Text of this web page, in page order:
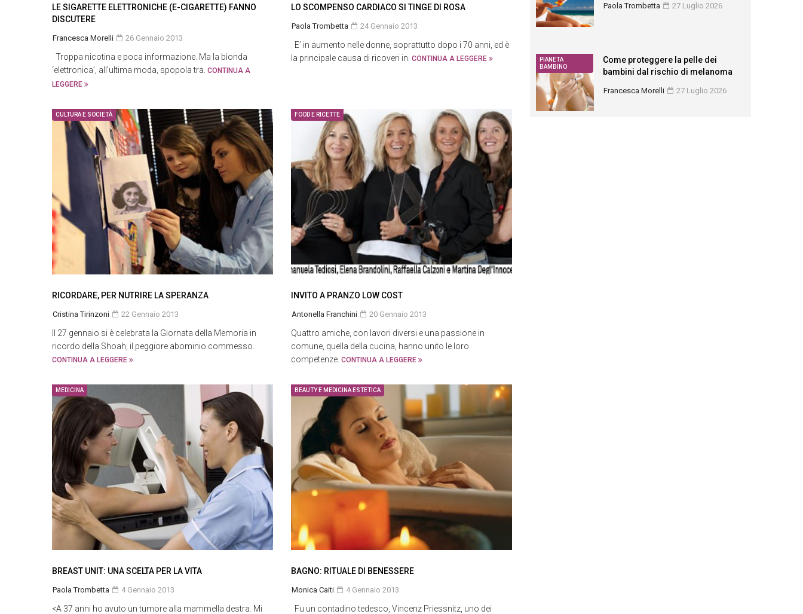
LE SIGARETTE ELETTRONICHE (E-CIGARETTE) FANNO
DISCUTERE
Francesca Morelli 26 Gennaio 2013
Troppa nicotina e poca informazione. Ma la bionda
‘elettronica’, all’ultima moda, spopola tra. CONTINUA A
LEGGERE
LO SCOMPENSO CARDIACO SI TINGE DI ROSA
Paola Trombetta 24 Gennaio 2013
E’ in aumento nelle donne, soprattutto dopo i 70 anni, ed è
la principale causa di ricoveri in. CONTINUA A LEGGERE
CULTURA E SOCIETÀ
RICORDARE, PER NUTRIRE LA SPERANZA
Cristina Tirinzoni 22 Gennaio 2013
Il 27 gennaio si è celebrata la Giornata della Memoria in
ricordo della Shoah, il peggiore abominio commesso.
CONTINUA A LEGGERE
FOOD E RICETTE
INVITO A PRANZO LOW COST
Antonella Franchini 20 Gennaio 2013
Quattro amiche, con lavori diversi e una passione in
comune, quella della cucina, hanno unito le loro
competenze. CONTINUA A LEGGERE
MEDICINA
BREAST UNIT: UNA SCELTA PER LA VITA
Paola Trombetta 4 Gennaio 2013
<A 37 anni ho avuto un tumore alla mammella destra. Mi
BEAUTY E MEDICINA ESTETICA
BAGNO: RITUALE DI BENESSERE
Monica Caiti 4 Gennaio 2013
Fu un contadino tedesco, Vincenz Priessnitz, uno dei
Paola Trombetta 27 Luglio 2026
PIANETA
BAMBINO
Come proteggere la pelle dei
bambini dal rischio di melanoma
Francesca Morelli 27 Luglio 2026